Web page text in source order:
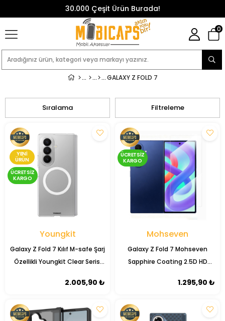
30.000 Çeşit Ürün Burada!
0
GALAXY Z FOLD 7
Filtreleme
Sıralama
Youngkit
Galaxy Z Fold 7 Kılıf M-safe Şarj
Özellikli Youngkit Clear Serisi
YENI
ÜRÜN
ÜCRETSIZ
KARGO
2.005,90 ₺
Mohseven
Galaxy Z Fold 7 Mohseven
Sapphire Coating 2.5D HD
ÜCRETSIZ
KARGO
1.295,90 ₺